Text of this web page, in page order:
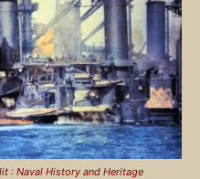
: Naval History and Heritage